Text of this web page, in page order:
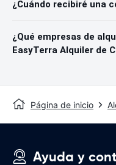
¿Cuándo recibiré una
¿Qué empresas de
EasyTerra Alquiler de
Página de inicio
Ayuda y